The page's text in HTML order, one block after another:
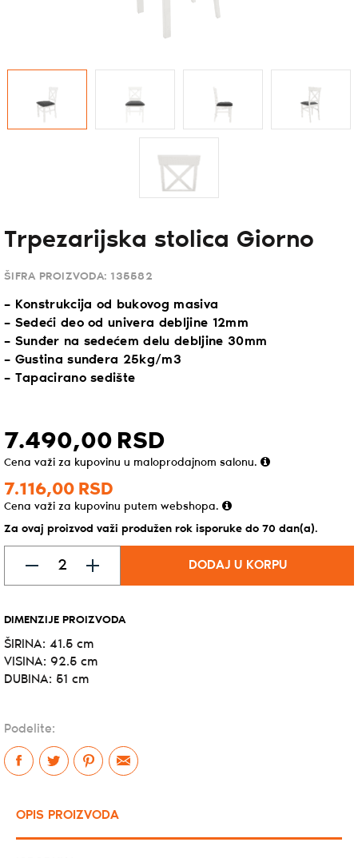
Trpezarijska stolica Giorno
ŠIFRA PROIZVODA: 135582
– Konstrukcija od bukovog masiva
– Sedeći deo od univera debljine 12mm
– Sunđer na sedećem delu debljine 30mm
– Gustina sunđera 25kg/m3
– Tapacirano sedište
7.490,00 RSD
Cena važi za kupovinu u maloprodajnom salonu.
7.116,00 RSD
Cena važi za kupovinu putem webshopa.
Za ovaj proizvod važi produžen rok isporuke do 70 dan(a).
DODAJ U KORPU
DIMENZIJE PROIZVODA
ŠIRINA: 41.5 cm
VISINA: 92.5 cm
DUBINA: 51 cm
Podelite:
OPIS PROIZVODA